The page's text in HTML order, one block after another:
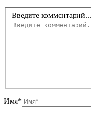
Введите комментарий...
Имя*